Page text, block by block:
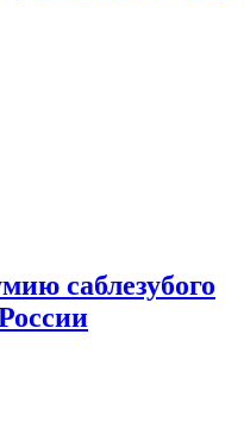
саблезубого